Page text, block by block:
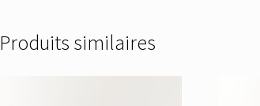
Produits similaires